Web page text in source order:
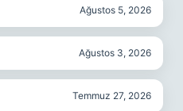
Ağustos 5, 2026
Ağustos 3, 2026
Temmuz 27, 2026